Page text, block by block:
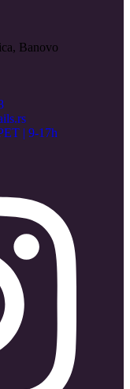
Banovo
| 9-17h